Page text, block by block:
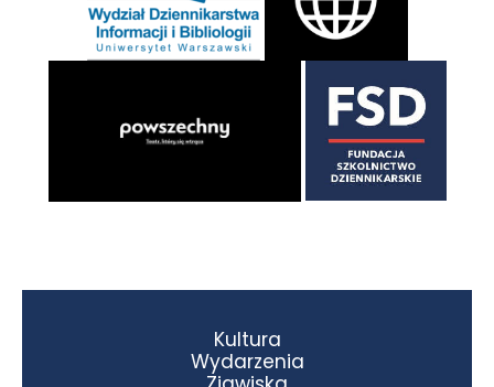
Kultura
Wydarzenia